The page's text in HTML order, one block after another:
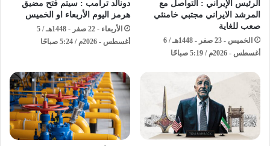
الرئيس الإيراني : التواصل مع
المرشد الايراني مجتبي خامنئي
صعب للغاية
الخميس - 23 صفر - 1448هـ / 6
أغسطس - 2026م / 5:19 صباحًا
دونالد ترامب : سيتم فتح مضيق
هرمز اليوم الأربعاء او الخميس
الأربعاء - 22 صفر - 1448هـ / 5
أغسطس - 2026م / 5:24 صباحًا